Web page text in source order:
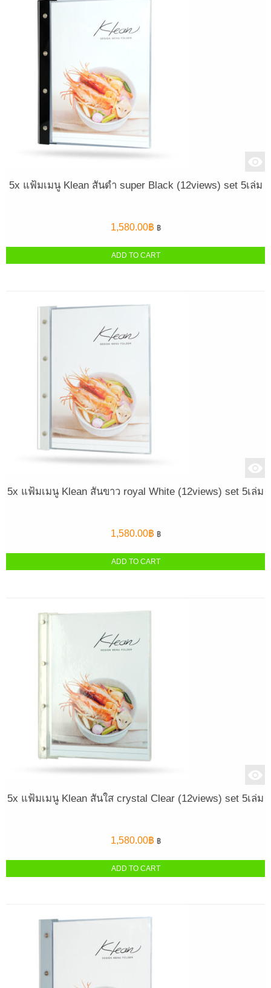
5x แฟ้มเมนู Klean สันดำ super Black (12views) set 5เล่ม
1,580.00฿ ฿
ADD TO CART
5x แฟ้มเมนู Klean สันขาว royal White (12views) set 5เล่ม
1,580.00฿ ฿
ADD TO CART
5x แฟ้มเมนู Klean สันใส crystal Clear (12views) set 5เล่ม
1,580.00฿ ฿
ADD TO CART